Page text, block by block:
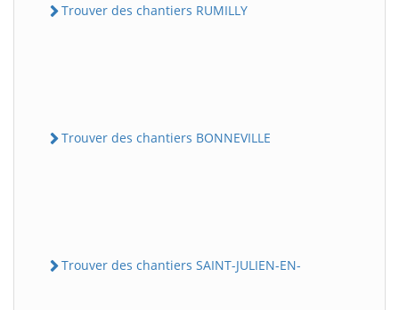
Trouver des chantiers RUMILLY
Trouver des chantiers BONNEVILLE
Trouver des chantiers SAINT-JULIEN-EN-